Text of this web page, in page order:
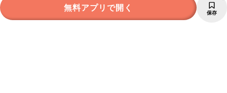
無料アプリで開く 保存